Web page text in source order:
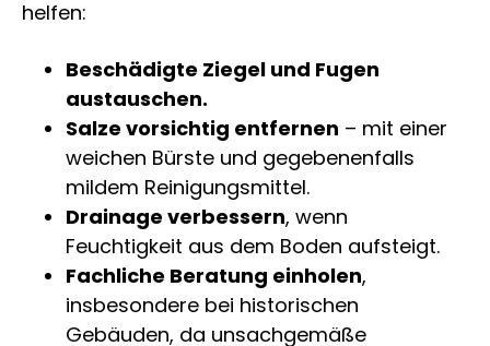
helfen:
Beschädigte Ziegel und Fugen
austauschen.
Salze vorsichtig entfernen – mit einer
weichen Bürste und gegebenenfalls
mildem Reinigungsmittel.
Drainage verbessern, wenn
Feuchtigkeit aus dem Boden aufsteigt.
Fachliche Beratung einholen,
insbesondere bei historischen
Gebäuden, da unsachgemäße